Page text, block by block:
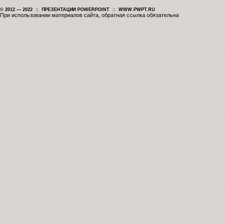
© 2012 — 2022 :: ПРЕЗЕНТАЦИИ POWERPOINT :: WWW.PWPT.RU
При использовании материалов сайта, обратная ссылка обязательна